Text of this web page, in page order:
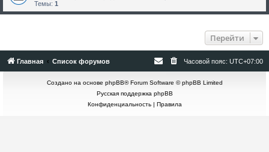
Темы: 1
Перейти
Главная Список форумов Часовой пояс: UTC+07:00
Создано на основе phpBB® Forum Software © phpBB Limited
Русская поддержка phpBB
Конфиденциальность| Правила